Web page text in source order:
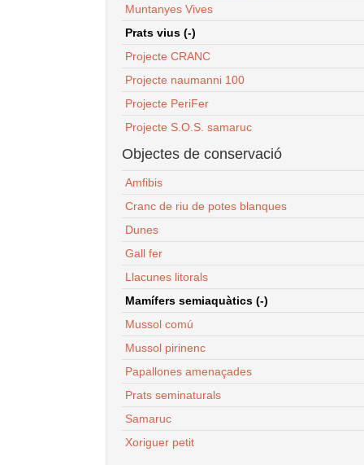
Muntanyes Vives
Prats vius (-)
Projecte CRANC
Projecte naumanni 100
Projecte PeriFer
Projecte S.O.S. samaruc
Objectes de conservació
Amfibis
Cranc de riu de potes blanques
Dunes
Gall fer
Llacunes litorals
Mamífers semiaquàtics (-)
Mussol comú
Mussol pirinenc
Papallones amenaçades
Prats seminaturals
Samaruc
Xoriguer petit